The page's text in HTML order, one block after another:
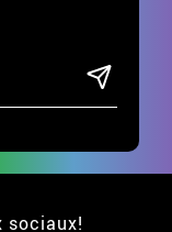
sociaux!